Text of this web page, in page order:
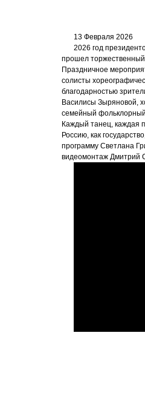
13 Февраля 2026
2026 год
прошел торжественный
Праздничное
солисты
благодарностью
Василисы Зыряновой,
семейный фольклорный
Каждый танец, каждая
Россию, как
программу Светлана
видеомонтаж Дмитрий